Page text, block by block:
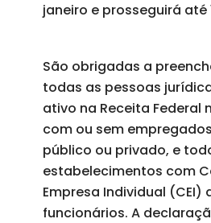
janeiro e prosseguirá até
São obrigadas a
todas as pessoas
ativo na Receita Federal
com ou sem
público ou privado, e
estabelecimentos com
Empresa Individual (CEI)
funcionários. A